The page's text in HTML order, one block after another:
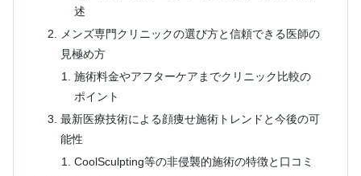
述
メンズ専門クリニックの選び方と信頼できる医師の
見極め方
施術料金やアフターケアまでクリニック比較の
ポイント
最新医療技術による顔痩せ施術トレンドと今後の可
能性
CoolSculpting等の非侵襲的施術の特徴と口コミ